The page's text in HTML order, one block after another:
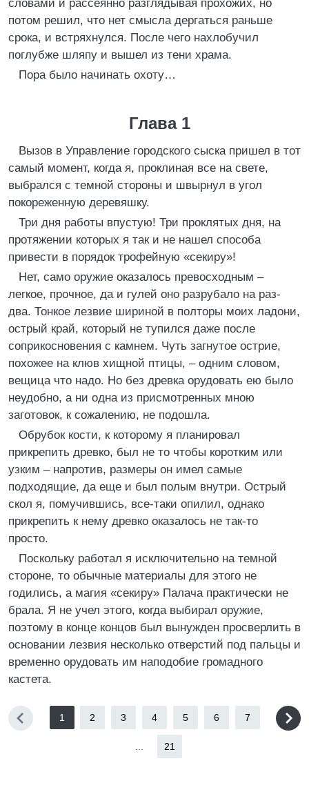
словами и рассеянно разглядывая прохожих, но
потом решил, что нет смысла дергаться раньше
срока, и встряхнулся. После чего нахлобучил
поглубже шляпу и вышел из тени храма.
Пора было начинать охоту…
Глава 1
Вызов в Управление городского сыска пришел в тот
самый момент, когда я, проклиная все на свете,
выбрался с темной стороны и швырнул в угол
покореженную деревяшку.
Три дня работы впустую! Три проклятых дня, на
протяжении которых я так и не нашел способа
привести в порядок трофейную «секиру»!
Нет, само оружие оказалось превосходным –
легкое, прочное, да и гулей оно разрубало на раз-
два. Тонкое лезвие шириной в полторы моих ладони,
острый край, который не тупился даже после
соприкосновения с камнем. Чуть загнутое острие,
похожее на клюв хищной птицы, – одним словом,
вещица что надо. Но без древка орудовать ею было
неудобно, а ни одна из присмотренных мною
заготовок, к сожалению, не подошла.
Обрубок кости, к которому я планировал
прикрепить древко, был не то чтобы коротким или
узким – напротив, размеры он имел самые
подходящие, да еще и был полым внутри. Острый
скол я, помучившись, все-таки опилил, однако
прикрепить к нему древко оказалось не так-то
просто.
Поскольку работал я исключительно на темной
стороне, то обычные материалы для этого не
годились, а магия «секиру» Палача практически не
брала. Я не учел этого, когда выбирал оружие,
поэтому в конце концов был вынужден просверлить в
основании лезвия несколько отверстий под пальцы и
временно орудовать им наподобие громадного
кастета.
1 2 3 4 5 6 7
21